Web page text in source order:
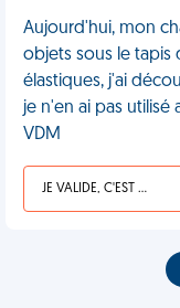
Aujourd'hui, mon
objets sous le tapis
élastiques, j'ai
je n'en ai pas utilisé
VDM
JE VALIDE, C'EST UNE VDM